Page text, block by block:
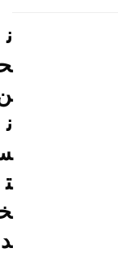
ن
ن
ت
د